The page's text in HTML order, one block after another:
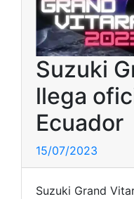
Suzuki
llega
Ecuador
15/07/2023
Suzuki Grand